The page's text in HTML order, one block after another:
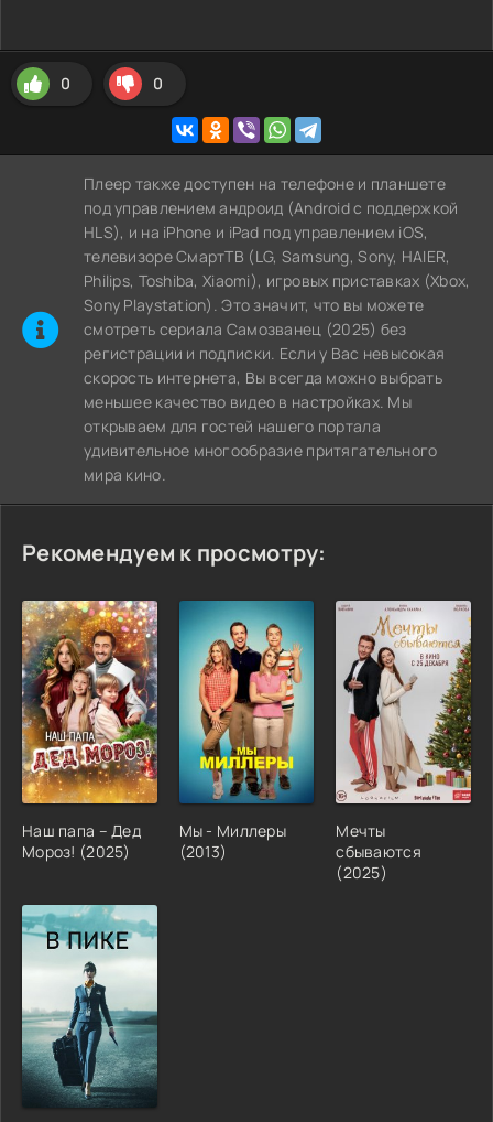
0 0
Плеер также доступен на телефоне и планшете
под управлением андроид (Android с поддержкой
HLS), и на iPhone и iPad под управлением iOS,
телевизоре СмартТВ (LG, Samsung, Sony, HAIER,
Philips, Toshiba, Xiaomi), игровых приставках (Xbox,
Sony Playstation). Это значит, что вы можете
cмотреть сериала Самозванец (2025) без
регистрации и подписки. Если у Вас невысокая
скорость интернета, Вы всегда можно выбрать
меньшее качество видео в настройках. Мы
открываем для гостей нашего портала
удивительное многообразие притягательного
мира кино.
Рекомендуем к просмотру:
Наш папа – Дед
Мороз! (2025)
Мы - Миллеры
(2013)
Мечты
сбываются
(2025)